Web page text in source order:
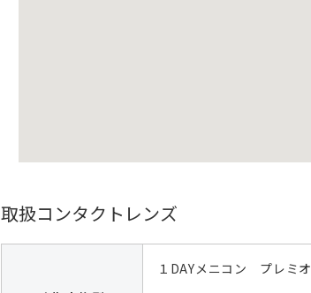
取扱コンタクトレンズ
１DAYメニコン プレミオ